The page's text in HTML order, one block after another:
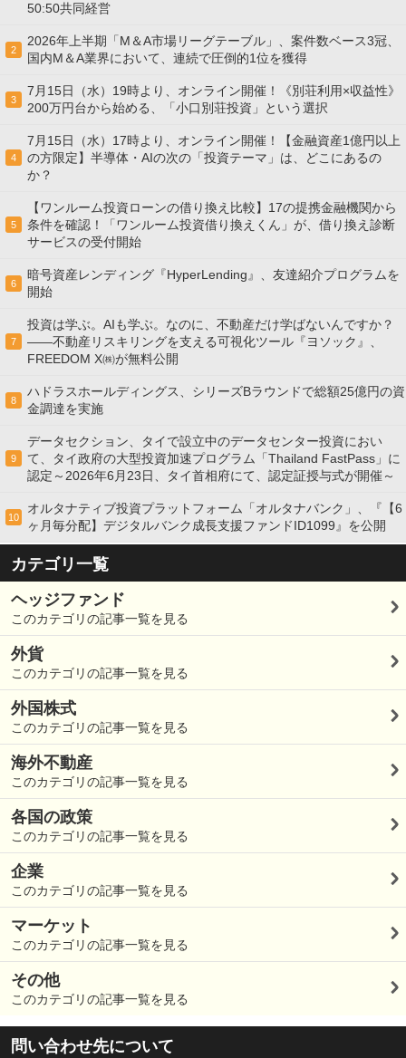
50:50共同経営
2
2026年上半期「M＆A市場リーグテーブル」、案件数ベース3冠、
国内M＆A業界において、連続で圧倒的1位を獲得
3
7月15日（水）19時より、オンライン開催！《別荘利用×収益性》
200万円台から始める、「小口別荘投資」という選択
4
7月15日（水）17時より、オンライン開催！【金融資産1億円以上
の方限定】半導体・AIの次の「投資テーマ」は、どこにあるの
か？
5
【ワンルーム投資ローンの借り換え比較】17の提携金融機関から
条件を確認！「ワンルーム投資借り換えくん」が、借り換え診断
サービスの受付開始
6
暗号資産レンディング『HyperLending』、友達紹介プログラムを
開始
7
投資は学ぶ。AIも学ぶ。なのに、不動産だけ学ばないんですか？
——不動産リスキリングを支える可視化ツール『ヨソック』、
FREEDOM X㈱が無料公開
8
ハドラスホールディングス、シリーズBラウンドで総額25億円の資
金調達を実施
9
データセクション、タイで設立中のデータセンター投資におい
て、タイ政府の大型投資加速プログラム「Thailand FastPass」に
認定～2026年6月23日、タイ首相府にて、認定証授与式が開催～
10
オルタナティブ投資プラットフォーム「オルタナバンク」、『【6
ヶ月毎分配】デジタルバンク成長支援ファンドID1099』を公開
カテゴリ一覧
ヘッジファンド
このカテゴリの記事一覧を見る
外貨
このカテゴリの記事一覧を見る
外国株式
このカテゴリの記事一覧を見る
海外不動産
このカテゴリの記事一覧を見る
各国の政策
このカテゴリの記事一覧を見る
企業
このカテゴリの記事一覧を見る
マーケット
このカテゴリの記事一覧を見る
その他
このカテゴリの記事一覧を見る
問い合わせ先について